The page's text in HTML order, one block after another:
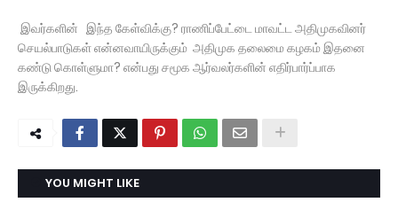
இவர்களின் இந்த கேள்விக்கு? ராணிப்பேட்டை மாவட்ட அதிமுகவினர்
செயல்பாடுகள் என்னவாயிருக்கும் அதிமுக தலைமை கழகம் இதனை
கண்டு கொள்ளுமா? என்பது சமூக ஆர்வலர்களின் எதிர்பார்ப்பாக
இருக்கிறது.
YOU MIGHT LIKE